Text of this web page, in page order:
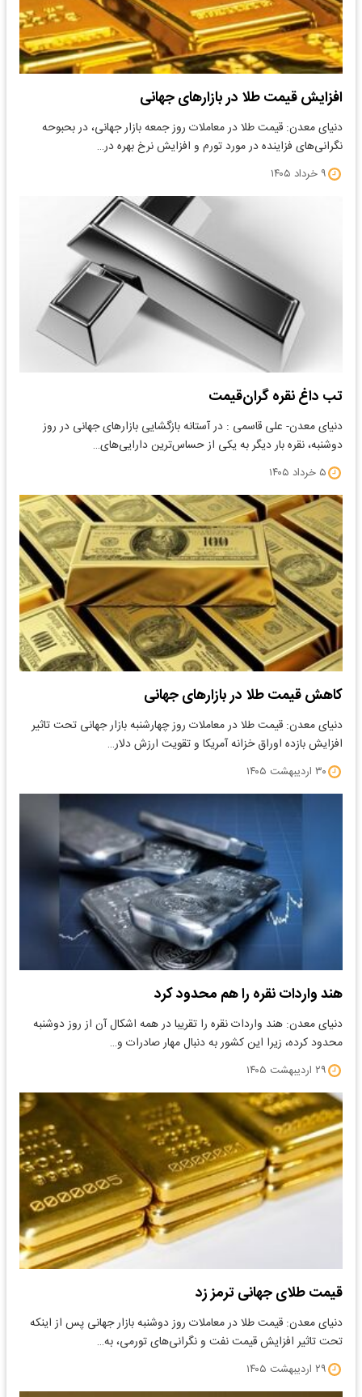
افزایش قیمت طلا در بازارهای جهانی
دنیای معدن: قیمت طلا در معاملات روز جمعه بازار جهانی، در بحبوحه
نگرانی‌های فزاینده در مورد تورم و افزایش نرخ بهره در…
۹ خرداد ۱۴۰۵
تب داغ نقره گران‌قیمت
دنیای معدن- علی قاسمی : در آستانه بازگشایی بازارهای جهانی در روز
دوشنبه، نقره بار دیگر به یکی از حساس‌ترین دارایی‌های…
۵ خرداد ۱۴۰۵
کاهش قیمت طلا در بازارهای جهانی
دنیای معدن: ​قیمت طلا در معاملات روز چهارشنبه بازار جهانی تحت تاثیر
افزایش بازده اوراق خزانه آمریکا و تقویت ارزش دلار…
۳۰ اردیبهشت ۱۴۰۵
هند واردات نقره را هم محدود کرد
​دنیای معدن: هند واردات نقره را تقریبا در همه اشکال آن از روز دوشنبه
محدود کرده، زیرا این کشور به دنبال مهار صادرات و…
۲۹ اردیبهشت ۱۴۰۵
قیمت طلای جهانی ترمز زد
دنیای معدن: ​قیمت طلا در معاملات روز دوشنبه بازار جهانی پس از اینکه
تحت تاثیر افزایش قیمت نفت و نگرانی‌های تورمی، به…
۲۹ اردیبهشت ۱۴۰۵